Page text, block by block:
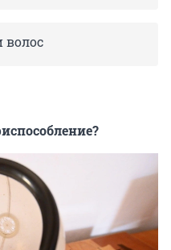
волос